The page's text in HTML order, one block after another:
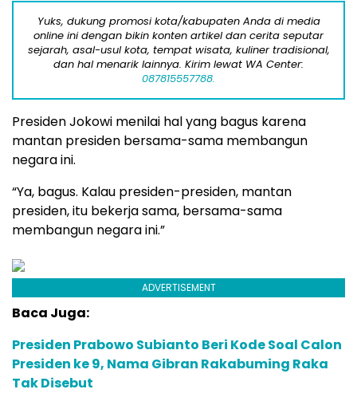
Yuks, dukung promosi kota/kabupaten Anda di media
online ini dengan bikin konten artikel dan cerita seputar
sejarah, asal-usul kota, tempat wisata, kuliner tradisional,
dan hal menarik lainnya. Kirim lewat WA Center:
087815557788.
Presiden Jokowi menilai hal yang bagus karena
mantan presiden bersama-sama membangun
negara ini.
“Ya, bagus. Kalau presiden-presiden, mantan
presiden, itu bekerja sama, bersama-sama
membangun negara ini.”
ADVERTISEMENT
Baca Juga:
Presiden Prabowo Subianto Beri Kode Soal Calon
Presiden ke 9, Nama Gibran Rakabuming Raka
Tak Disebut